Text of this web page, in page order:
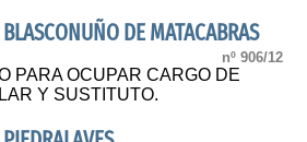
DE MATACABRAS
nº 906/12
PARA OCUPAR CARGO DE
Y SUSTITUTO.